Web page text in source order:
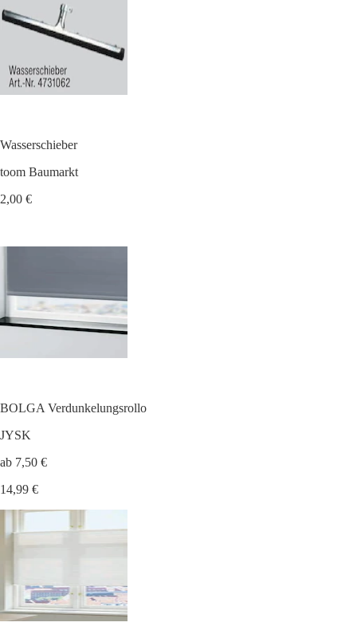
Wasserschieber
toom Baumarkt
2,00 €
BOLGA Verdunkelungsrollo
JYSK
ab 7,50 €
14,99 €